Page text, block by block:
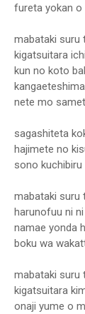
fureta yokan o
mabataki suru
kigatsuitara
kun no koto
nete mo
sagashiteta
hajimete no
sono
mabataki suru
harunofuu ni
namae yonda
boku wa
mabataki suru
kigatsuitara
onaji yume o